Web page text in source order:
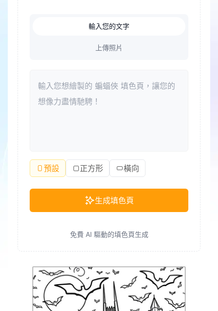
輸入您的文字
上傳照片
預設 正方形 橫向
生成填色頁
免費 AI 驅動的填色頁生成